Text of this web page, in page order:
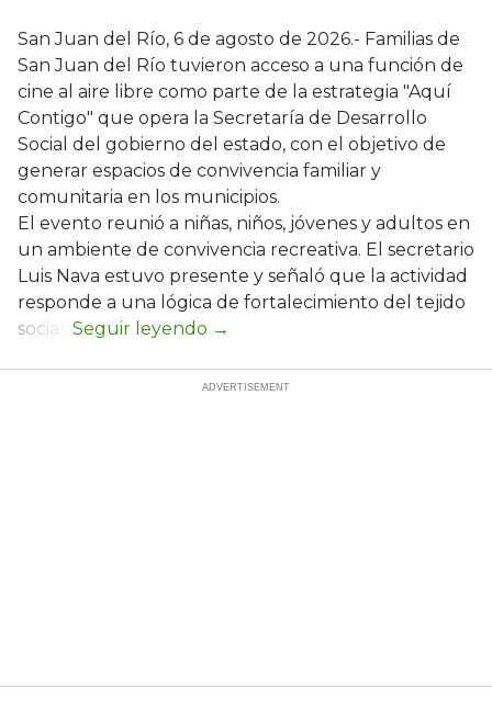
San Juan del Río, 6 de agosto de 2026.- Familias de
San Juan del Río tuvieron acceso a una función de
cine al aire libre como parte de la estrategia "Aquí
Contigo" que opera la Secretaría de Desarrollo
Social del gobierno del estado, con el objetivo de
generar espacios de convivencia familiar y
comunitaria en los municipios.
El evento reunió a niñas, niños, jóvenes y adultos en
un ambiente de convivencia recreativa. El secretario
Luis Nava estuvo presente y señaló que la actividad
responde a una lógica de fortalecimiento del tejido
social: